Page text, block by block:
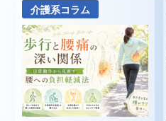
介護系コラム